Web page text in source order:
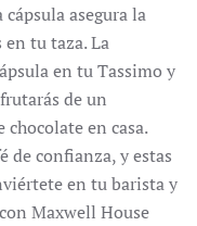
cápsula asegura la
en tu taza.La
en tu Tassimo y
de un
en casa.
de confianza, y estas
en tu barista y
Maxwell House